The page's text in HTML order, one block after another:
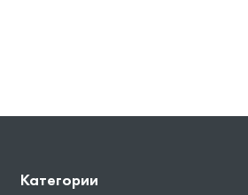
Категории